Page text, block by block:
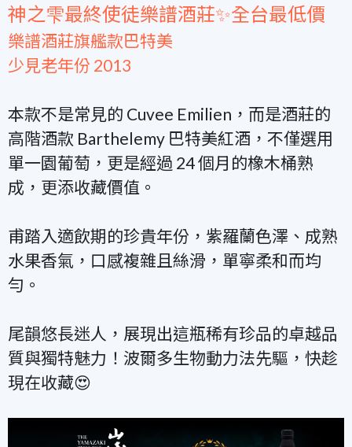
神之雫最終使徒樂譜酒莊✨全台最低價
樂譜酒莊旗艦款巴特美
少見老年份 2013
本款不是常見的 Cuvee Emilien，而是酒莊的
高階酒款 Barthelemy 巴特美紅酒，不僅選用
單一園葡萄，更是經過 24 個月的橡木桶熟
成，更添收藏價值。
甫踏入適飲期的珍貴年份，紫羅蘭色澤、成熟
水果香氣，口感複雜且絲滑，單寧柔和而均
勻。
尾韻悠長迷人，展現出這瓶稀有珍品的卓越品
質與獨特魅力！波爾多生物動力法先驅，快趁
現在收藏😍